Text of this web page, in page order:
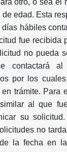
otro, o sea el
edad. Esta
hábiles
fue recibida
no pueda
contactará al
por los
trámite. Para
al que
su
no
la fecha en